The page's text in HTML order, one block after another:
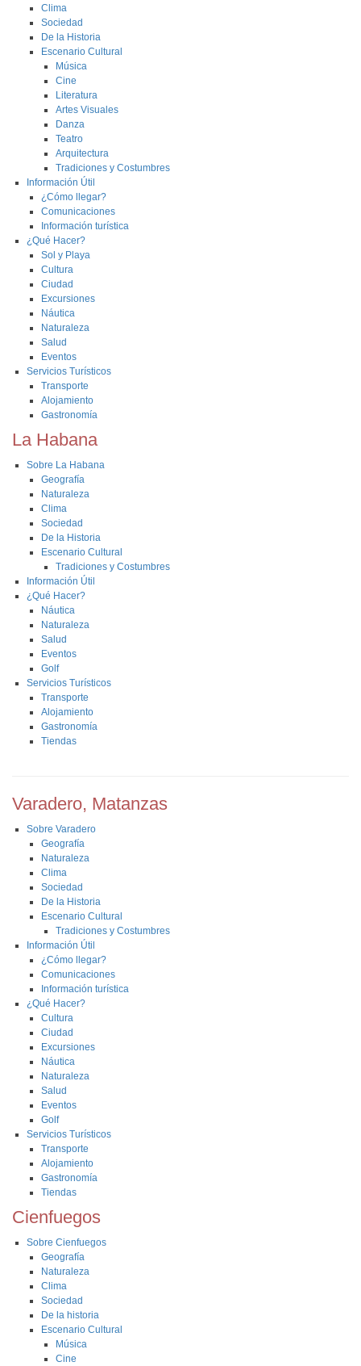
Clima
Sociedad
De la Historia
Escenario Cultural
Música
Cine
Literatura
Artes Visuales
Danza
Teatro
Arquitectura
Tradiciones y Costumbres
Información Útil
¿Cómo llegar?
Comunicaciones
Información turística
¿Qué Hacer?
Sol y Playa
Cultura
Ciudad
Excursiones
Náutica
Naturaleza
Salud
Eventos
Servicios Turísticos
Transporte
Alojamiento
Gastronomía
La Habana
Sobre La Habana
Geografía
Naturaleza
Clima
Sociedad
De la Historia
Escenario Cultural
Tradiciones y Costumbres
Información Útil
¿Qué Hacer?
Náutica
Naturaleza
Salud
Eventos
Golf
Servicios Turísticos
Transporte
Alojamiento
Gastronomía
Tiendas
Varadero, Matanzas
Sobre Varadero
Geografía
Naturaleza
Clima
Sociedad
De la Historia
Escenario Cultural
Tradiciones y Costumbres
Información Útil
¿Cómo llegar?
Comunicaciones
Información turística
¿Qué Hacer?
Cultura
Ciudad
Excursiones
Náutica
Naturaleza
Salud
Eventos
Golf
Servicios Turísticos
Transporte
Alojamiento
Gastronomía
Tiendas
Cienfuegos
Sobre Cienfuegos
Geografía
Naturaleza
Clima
Sociedad
De la historia
Escenario Cultural
Música
Cine